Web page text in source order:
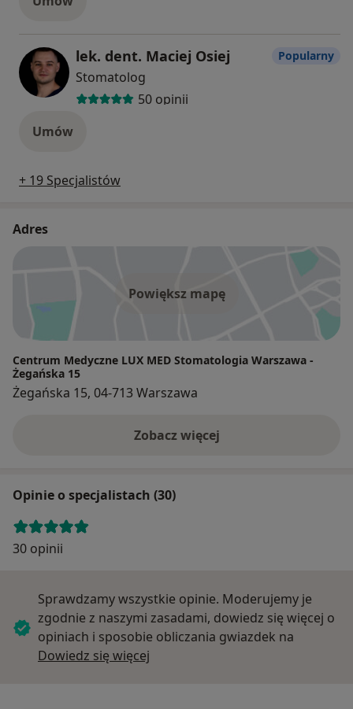
lek. dent. Maciej Osiej
Stomatolog
50 opinii
Popularny
Umów
+ 19 Specjalistów
Adres
Powiększ mapę
Centrum Medyczne LUX MED Stomatologia Warszawa -
Żegańska 15
Żegańska 15, 04-713 Warszawa
Zobacz więcej
Opinie o specjalistach (30)
30 opinii
Sprawdzamy wszystkie opinie. Moderujemy je
zgodnie z naszymi zasadami, dowiedz się więcej o
opiniach i sposobie obliczania gwiazdek na
Dowiedz się więcej